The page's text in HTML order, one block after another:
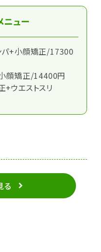
ニュー
パ+小顔矯正/17300
小顔矯正/14400円
ウエストスリ
る